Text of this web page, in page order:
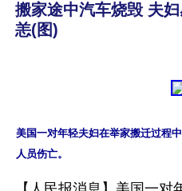
搬家途中汽车烧毁 夫
恙(图)
美国一对年轻夫妇在举家搬迁过程